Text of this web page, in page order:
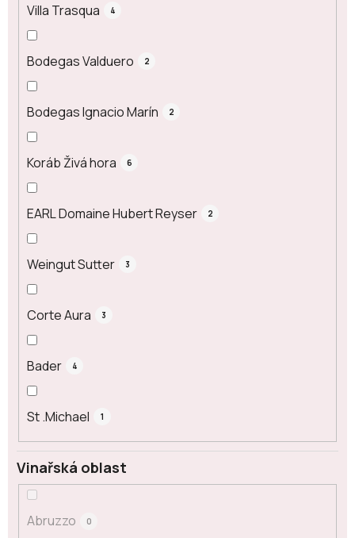
Villa Trasqua 4
Bodegas Valduero 2
Bodegas Ignacio Marín 2
Koráb Živá hora 6
EARL Domaine Hubert Reyser 2
Weingut Sutter 3
Corte Aura 3
Bader 4
St .Michael 1
Vinařská oblast
Abruzzo 0